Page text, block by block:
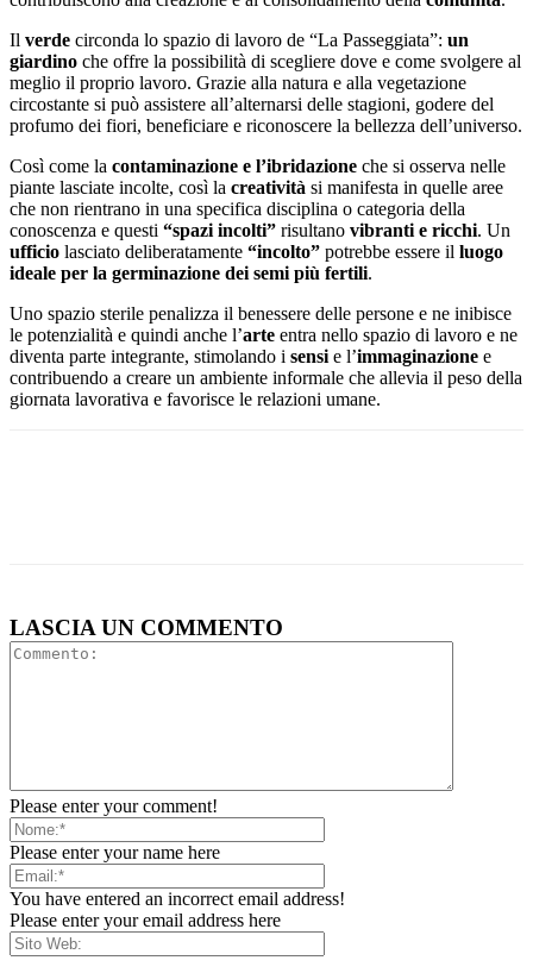
Il verde circonda lo spazio di lavoro de “La Passeggiata”: un
giardino che offre la possibilità di scegliere dove e come svolgere al
meglio il proprio lavoro. Grazie alla natura e alla vegetazione
circostante si può assistere all’alternarsi delle stagioni, godere del
profumo dei fiori, beneficiare e riconoscere la bellezza dell’universo.
Così come la contaminazione e l’ibridazione che si osserva nelle
piante lasciate incolte, così la creatività si manifesta in quelle aree
che non rientrano in una specifica disciplina o categoria della
conoscenza e questi “spazi incolti” risultano vibranti e ricchi. Un
ufficio lasciato deliberatamente “incolto” potrebbe essere il luogo
ideale per la germinazione dei semi più fertili.
Uno spazio sterile penalizza il benessere delle persone e ne inibisce
le potenzialità e quindi anche l’arte entra nello spazio di lavoro e ne
diventa parte integrante, stimolando i sensi e l’immaginazione e
contribuendo a creare un ambiente informale che allevia il peso della
giornata lavorativa e favorisce le relazioni umane.
LASCIA UN COMMENTO
Please enter your comment!
Please enter your name here
You have entered an incorrect email address!
Please enter your email address here